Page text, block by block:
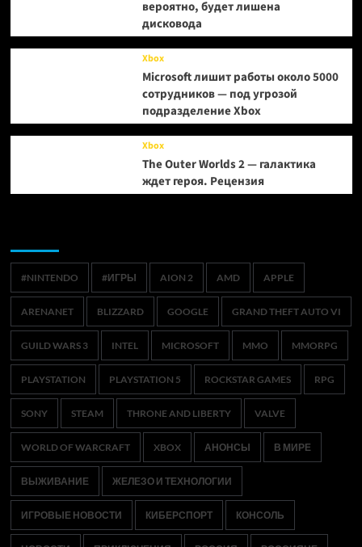
вероятно, будет лишена
дисковода
Xbox
Microsoft лишит работы около 5000
сотрудников — под угрозой
подразделение Xbox
Xbox
The Outer Worlds 2 — галактика
ждет героя. Рецензия
#NINTENDO #ИГРЫ AION 2 AMD APPLE
ARENANET BLIZZARD GOOGLE GRAND THEFT AUTO VI
GUILD WARS 3 INTEL MICROSOFT MMO MMORPG
PLAYSTATION PLAYSTATION 5 ROCKSTAR GAMES RPG
SONY STEAM THRONE AND LIBERTY VALVE
WORLD OF WARCRAFT XBOX АНОНСЫ В МИРЕ
ВЫЖИВАНИЕ ЖЕЛЕЗО И ТЕХНОЛОГИИ
ИГРОВЫЕ НОВОСТИ КИБЕРСПОРТ КОНСОЛЬ